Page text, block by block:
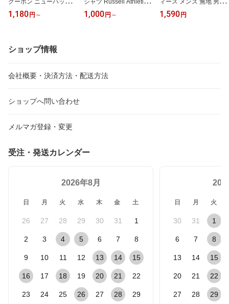
クーポン ニューハッタン
バケットハット NEWHA
TTAN CLASSIC SAFARI
バケハ サファリハット
メンズ レディース 帽子
1,180 円 ～
シャツ Russell Athletic
ラッセルアスレチィック
袖ロゴ 半袖Tシャツ ワン
ーバーサイズ クルーネッ
ク
1,000 円 ～
ィース メンズ 無地 男女
兼用 深め 大きい サイズ
UV対策 綿100％ NEWHA
1,590 円
ショップ情報
会社概要・決済方法・配送方法
ショップへ問い合わせ
メルマガ登録・変更
受注・発送カレンダー
2026年8月
日 月 火 水 木 金 土
26 27 28 29 30 31 1
2 3 4 5 6 7 8
9 10 11 12 13 14 15
16 17 18 19 20 21 22
23 24 25 26 27 28 29
日 月 火
30 31 1
6 7 8
13 14 15
20 21 22
27 28 29